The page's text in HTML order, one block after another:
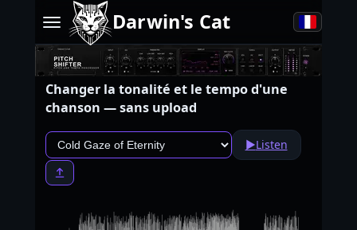
Darwin's Cat
Changer la tonalité et le tempo d'une
chanson — sans upload
▶Listen